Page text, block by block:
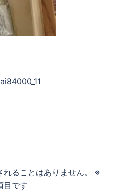
ることはありません。
※
目です